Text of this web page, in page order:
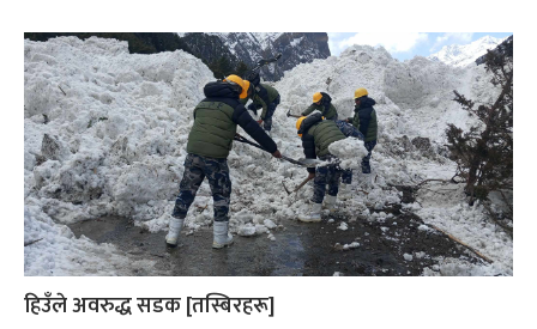
हिउँले अवरुद्ध सडक [तस्बिरहरू]